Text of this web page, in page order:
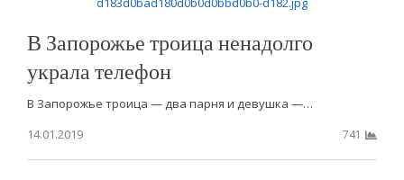
В Запорожье троица ненадолго
украла телефон
В Запорожье троица — два парня и девушка —…
14.01.2019
741